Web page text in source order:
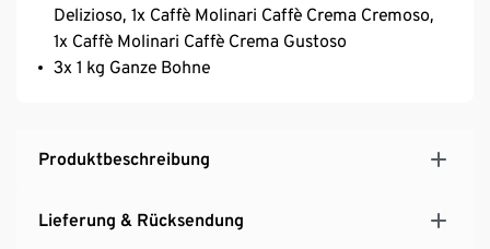
Delizioso, 1x Caffè Molinari Caffè Crema Cremoso,
1x Caffè Molinari Caffè Crema Gustoso
3x 1 kg Ganze Bohne
Produktbeschreibung
Lieferung & Rücksendung